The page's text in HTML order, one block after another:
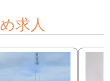
求人